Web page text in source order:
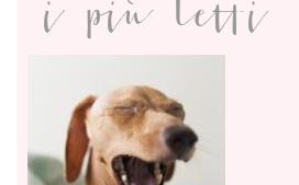
i più letti